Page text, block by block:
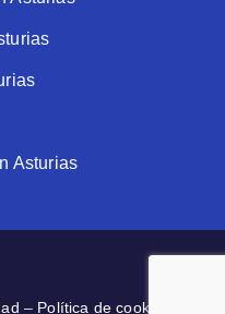
Asturias
– Política de cookies